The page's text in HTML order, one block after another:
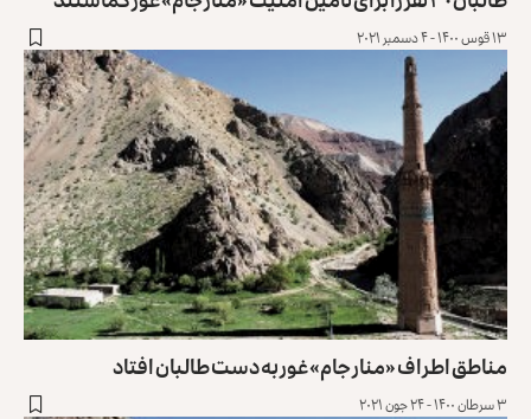
۱۳ قوس ۱۴۰۰ - ۴ دسمبر ۲۰۲۱
مناطق اطراف «منار جام» غور به دست طالبان افتاد
۳ سرطان ۱۴۰۰ - ۲۴ جون ۲۰۲۱